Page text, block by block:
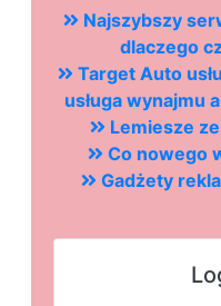
Najszybszy
dlaczego
Target Auto
usługa wynajmu
Lemiesze
Co nowego
Gadżety